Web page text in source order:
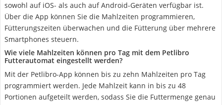
sowohl auf iOS- als auch auf Android-Geräten verfügbar ist.
Über die App können Sie die Mahlzeiten programmieren,
Fütterungszeiten überwachen und die Fütterung über mehrere
Smartphones steuern.
Wie viele Mahlzeiten können pro Tag mit dem Petlibro
Futterautomat eingestellt werden?
Mit der Petlibro-App können bis zu zehn Mahlzeiten pro Tag
programmiert werden. Jede Mahlzeit kann in bis zu 48
Portionen aufgeteilt werden, sodass Sie die Futtermenge genau